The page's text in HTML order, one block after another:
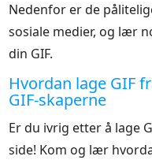
Nedenfor er de
sosiale medier, og lær
din GIF.
Hvordan lage GIF
GIF-skaperne
Er du ivrig etter å lage
side! Kom og lær